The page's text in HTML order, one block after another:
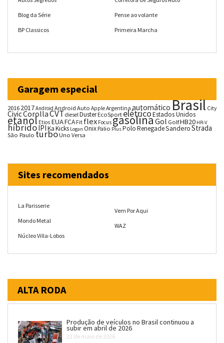
Blog da Série
BP Classicos
Pense ao volante
Primeira Marcha
Garagem especial
20162017Android Android Auto AppleArgentina automáticoBrasil City
CivicCorollaCVTdieselDusterEcoSportelétricoEstados Unidos
etanol Etios EUAFCA Fit flex FocusgasolinaGol GolfHB20 HR-V
híbridoIPIKaKicks Logan OnixPalio PlusPoloRenegadeSanderoStrada
São Paulo turboUno Versa
Sites recomendados
La Parisserie
Mondo Metal
Núcleo Villa-Lobos
Vem Por Aqui
WAZ
ALTA RODA
Produção de veículos no Brasil continuou a
subir em abril de 2026
22 de maio de 2026